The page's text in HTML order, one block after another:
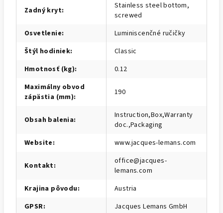
Zadný kryt:
Stainless steel bottom,
screwed
Osvetlenie:
Luminiscenčné ručičky
Štýl hodiniek:
Classic
Hmotnosť (kg):
0.12
Maximálny obvod
zápästia (mm): 190
Obsah balenia:
Instruction,Box,Warranty
doc.,Packaging
Website: www.jacques-lemans.com
Kontakt:
office@jacques-
lemans.com
Krajina pôvodu:
Austria
GPSR: Jacques Lemans GmbH